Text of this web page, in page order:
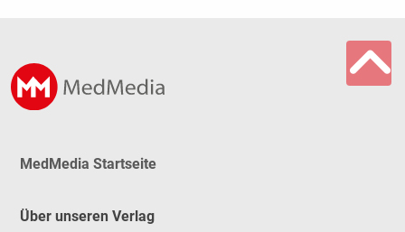
MedMedia Startseite
Über unseren Verlag